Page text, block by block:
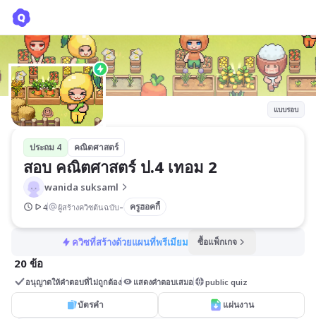
แบบรอบ
ประถม 4 คณิตศาสตร์
สอบ คณิตศาสตร์ ป.4 เทอม 2
wanida suksaml
4 ผู้สร้างควิซต้นฉบับ- ครูฮอคกี้
ควิซที่สร้างด้วยแผนที่พรีเมียม ซื้อแพ็กเกจ
20 ข้อ
อนุญาตให้คำตอบที่ไม่ถูกต้อง แสดงคำตอบเสมอ public quiz
บัตรคำ แผ่นงาน